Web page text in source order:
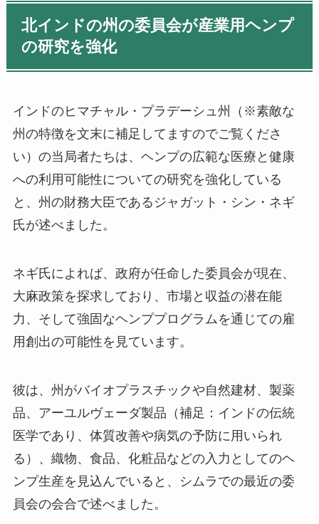
北インドの州の委員会が産業用ヘンプ
の研究を強化
インドのヒマチャル・プラデーシュ州（※素敵な
州の特徴を文末に補足してますのでご覧くださ
い）の当局者たちは、ヘンプの広範な医療と健康
への利用可能性についての研究を強化している
と、州の財務大臣であるジャガット・シン・ネギ
氏が述べました。
ネギ氏によれば、政府が任命した委員会が現在、
大麻政策を探求しており、市場と収益の潜在能
力、そして強固なヘンププログラムを通じての雇
用創出の可能性を見ています。
彼は、州がバイオプラスチックや自然建材、製薬
品、アーユルヴェーダ製品（補足：インドの伝統
医学であり、体質改善や病気の予防に用いられ
る）、織物、食品、化粧品などの入力としてのヘ
ンプ生産を見込んでいると、シムラでの最近の委
員会の会合で述べました。